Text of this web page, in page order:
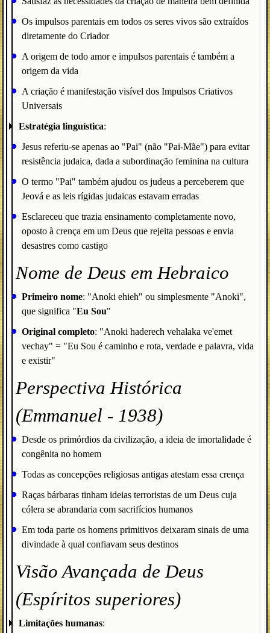
Os impulsos parentais em todos os seres vivos são extraídos
diretamente do Criador
A origem de todo amor e impulsos parentais é também a
origem da vida
A criação é manifestação visível dos Impulsos Criativos
Universais
Estratégia linguística:
Jesus referiu-se apenas ao "Pai" (não "Pai-Mãe") para evitar
resistência judaica, dada a subordinação feminina na cultura
O termo "Pai" também ajudou os judeus a perceberem que
Jeová e as leis rígidas judaicas estavam erradas
Esclareceu que trazia ensinamento completamente novo,
oposto à crença em um Deus que rejeita pessoas e envia
desastres como castigo
Nome de Deus em Hebraico
Primeiro nome: "Anoki ehieh" ou simplesmente "Anoki",
que significa "Eu Sou"
Original completo: "Anoki haderech vehalaka ve'emet
vechay" = "Eu Sou é caminho e rota, verdade e palavra, vida
e existir"
Perspectiva Histórica
(Emmanuel - 1938)
Desde os primórdios da civilização, a ideia de imortalidade é
congênita no homem
Todas as concepções religiosas antigas atestam essa crença
Raças bárbaras tinham ideias terroristas de um Deus cuja
cólera se abrandaria com sacrifícios humanos
Em toda parte os homens primitivos deixaram sinais de uma
divindade à qual confiavam seus destinos
Visão Avançada de Deus
(Espíritos superiores)
Limitações humanas: